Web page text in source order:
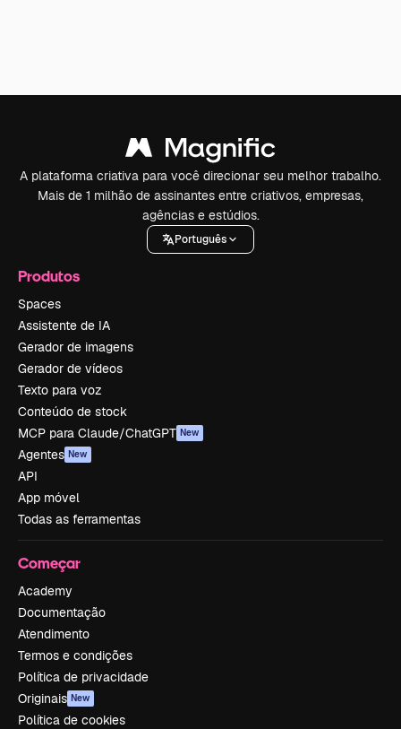
A plataforma criativa para você direcionar seu melhor trabalho.
Mais de 1 milhão de assinantes entre criativos, empresas,
agências e estúdios.
Português
Produtos
Spaces
Assistente de IA
Gerador de imagens
Gerador de vídeos
Texto para voz
Conteúdo de stock
MCP para Claude/ChatGPT New
Agentes New
API
App móvel
Todas as ferramentas
Começar
Academy
Documentação
Atendimento
Termos e condições
Política de privacidade
Originais New
Política de cookies